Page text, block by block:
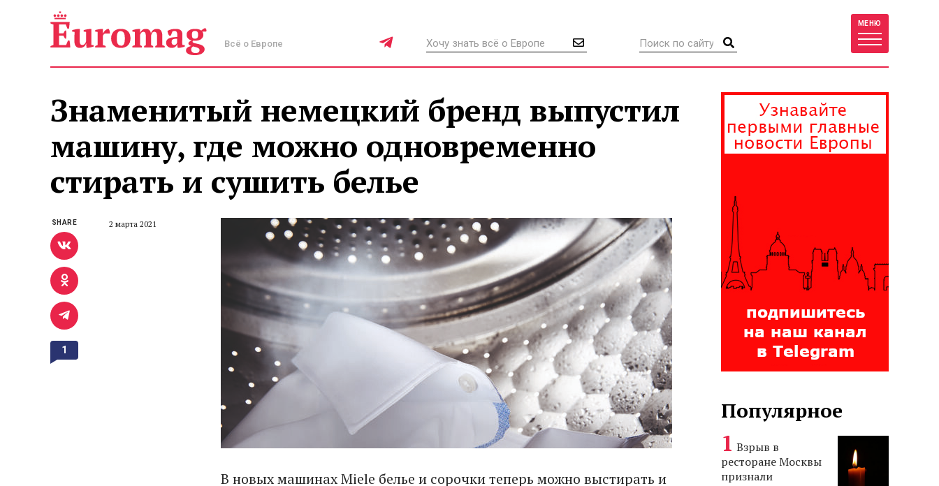
Всё о Европе
МЕНЮ
Знаменитый немецкий бренд выпустил
машину, где можно одновременно
стирать и сушить белье
2 марта 2021
В новых машинах Miele белье и сорочки теперь можно выстирать и
SHARE
1
Популярное
Взрыв в
ресторане Москвы
признали